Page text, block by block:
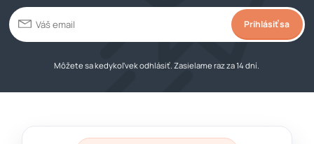
Prihlásiť sa
Môžete sa kedykoľvek odhlásiť. Zasielame raz za 14 dní.